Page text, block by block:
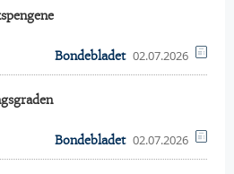
Bondebladet 02.07.2026
Bondebladet 02.07.2026